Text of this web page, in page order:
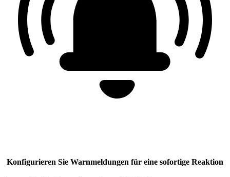
Konfigurieren Sie Warnmeldungen für eine sofortige Reaktion